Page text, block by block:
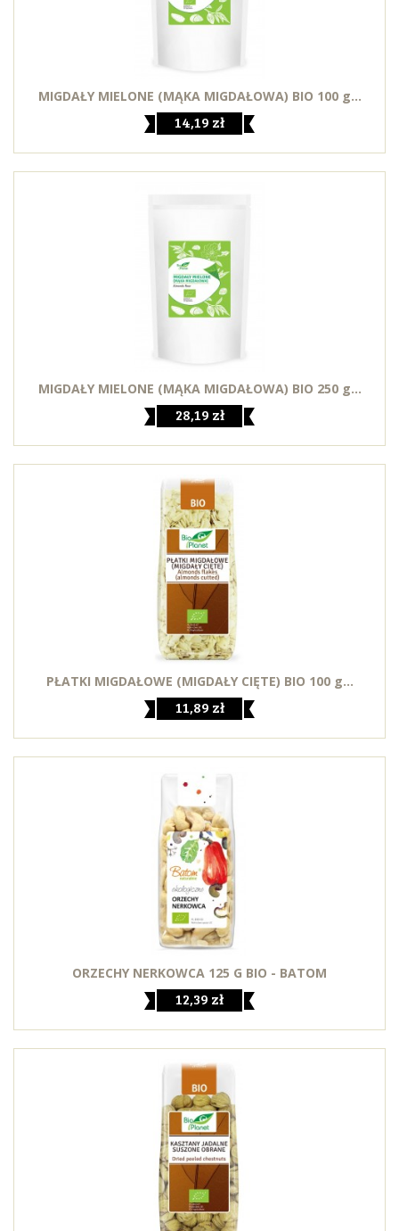
MIGDAŁY MIELONE (MĄKA MIGDAŁOWA) BIO 100 g...
14,19 zł
MIGDAŁY MIELONE (MĄKA MIGDAŁOWA) BIO 250 g...
28,19 zł
PŁATKI MIGDAŁOWE (MIGDAŁY CIĘTE) BIO 100 g...
11,89 zł
ORZECHY NERKOWCA 125 G BIO - BATOM
12,39 zł